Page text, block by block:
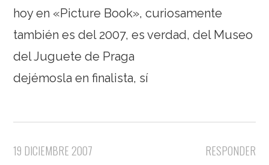
hoy en «Picture Book», curiosamente
también es del 2007, es verdad, del Museo
del Juguete de Praga
dejémosla en finalista, sí
RESPONDER
19 DICIEMBRE 2007